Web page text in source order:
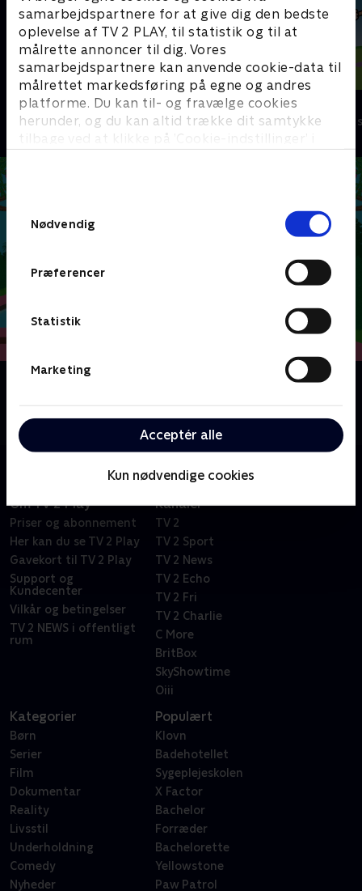
samarbejdspartnere for at give dig den bedste
oplevelse af TV 2 PLAY, til statistik og til at
målrette annoncer til dig. Vores
samarbejdspartnere kan anvende cookie-data til
målrettet markedsføring på egne og andres
platforme. Du kan til- og fravælge cookies
herunder, og du kan altid trække dit samtykke
tilbage ved at klikke på ’Cookie-indstillinger’ i
Nødvendig
Præferencer
Statistik
Marketing
Acceptér alle
Kun nødvendige cookies
Peddersen & Findus
Børneserier • 2 sæsoner
Louie
Børneserier • 1
rundt for at møde nye venner og eventyr.
Om TV 2 Play
Priser og abonnement
Her kan du se TV 2 Play
Gavekort til TV 2 Play
Support og
Kundecenter
Vilkår og betingelser
TV 2 NEWS i offentligt
rum
Kanaler
TV 2
TV 2 Sport
TV 2 News
TV 2 Echo
TV 2 Fri
TV 2 Charlie
C More
BritBox
SkyShowtime
Oiii
Kategorier
Børn
Serier
Film
Dokumentar
Reality
Livsstil
Underholdning
Comedy
Nyheder
Populært
Klovn
Badehotellet
Sygeplejeskolen
X Factor
Bachelor
Forræder
Bachelorette
Yellowstone
Paw Patrol